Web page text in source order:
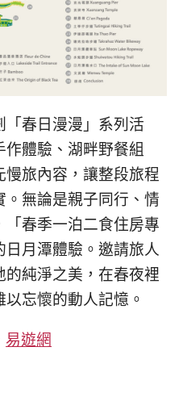
「春日漫漫」系列活
體驗、湖畔野餐組
旅內容，讓整段旅程
無論是親子同行、情
春季一泊二食住房專
月潭體驗。邀請旅人
純淨之美，在春夜裡
忘懷的動人記憶。
易遊網